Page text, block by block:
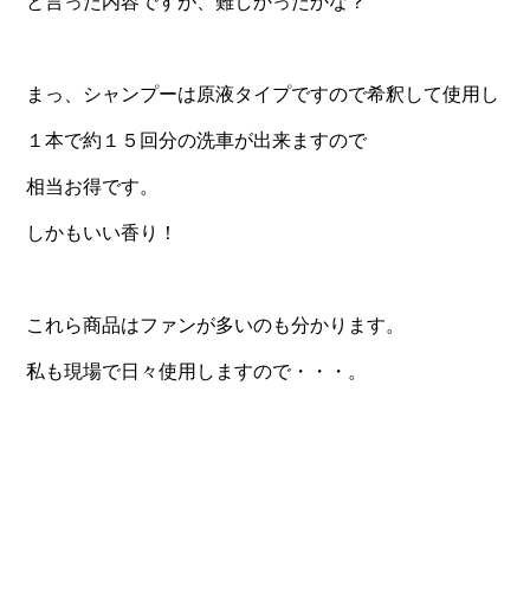
まっ、シャンプーは原液タイプですので希釈して使用し
１本で約１５回分の洗車が出来ますので
相当お得です。
しかもいい香り！
これら商品はファンが多いのも分かります。
私も現場で日々使用しますので・・・。